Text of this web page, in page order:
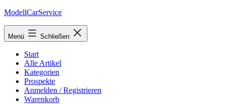
Zum
springen
ModellCarService
Menü Schließen
Start
Alle Artikel
Kategorien
Prospekte
Anmelden / Registrieren
Warenkorb